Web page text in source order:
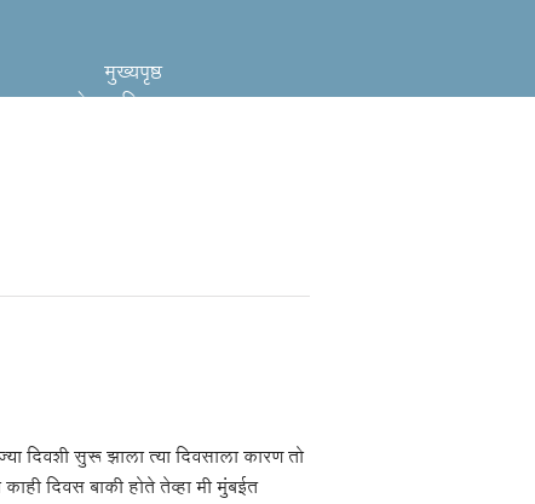
मुख्यपृष्ठ
लेखमालिका
दिवशी सुरू झाला त्या दिवसाला कारण तो
काही दिवस बाकी होते तेव्हा मी मुंबईत